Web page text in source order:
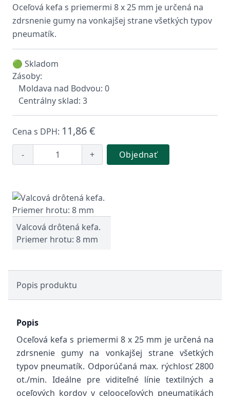
Oceľová kefa s priemermi 8 x 25 mm je určená na
zdrsnenie gumy na vonkajšej strane všetkých typov
pneumatík.
🟢 Skladom
Zásoby:
Moldava nad Bodvou: 0
Centrálny sklad: 3
Cena s DPH: 11,86 €
- + Objednať
Valcová drôtená kefa.
Priemer hrotu: 8 mm
Popis produktu
Popis
Oceľová kefa s priemermi 8 x 25 mm je určená na
zdrsnenie gumy na vonkajšej strane všetkých
typov pneumatík. Odporúčaná max. rýchlosť 2800
ot./min. Ideálne pre viditeľné línie textilných a
oceľových kordov v celooceľových pneumatikách